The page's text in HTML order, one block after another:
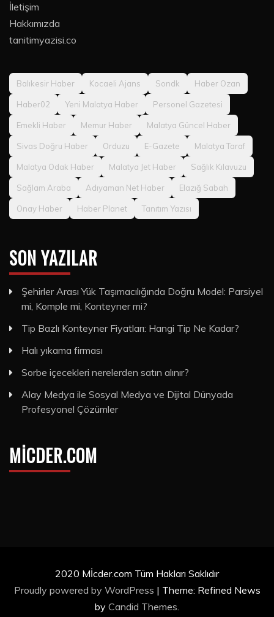
İletişim
Hakkımızda
tanitimyazisi.co
Balıkesir Haber Kocaeli Ajans Sondk Haber Ozan
Haber02 Yeni Malatya Haber Personel Gazetesi
Emekli Haber Memur Haber Malatya Güncel Haber
Sivas Doğru Haber Orduzu E-Gazete Malatya Taraf
Malatya Odak Haber Malatya Jet Haber Sağlık Kılavuzu
Sağlam Araba Adıyaman Net Haber Elazığ Sabah
Onay Haber Haber Planet Tanıtım Yazısı
SON YAZILAR
Şehirler Arası Yük Taşımacılığında Doğru Model: Parsiyel
mi, Komple mi, Konteyner mi?
Tip Bazlı Konteyner Fiyatları: Hangi Tip Ne Kadar?
Halı yıkama firması
Sorbe içecekleri nerelerden satın alınır?
Alay Medya ile Sosyal Medya ve Dijital Dünyada
Profesyonel Çözümler
MICDER.COM
2020 Mİcder.com Tüm Hakları Saklıdır
Proudly powered by WordPress | Theme: Refined News
by Candid Themes.